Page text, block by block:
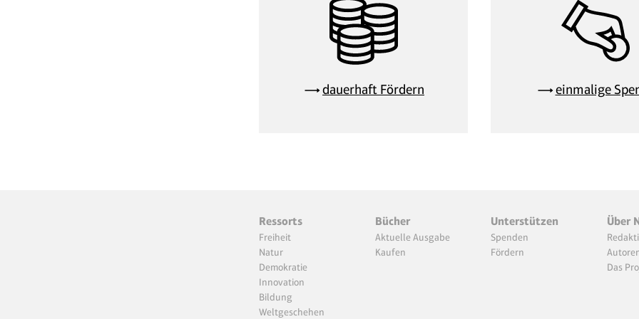
dauerhaft Fördern einmalige
Ressorts
Freiheit
Natur
Demokratie
Innovation
Bildung
Weltgeschehen
Bücher
Aktuelle Ausgabe
Kaufen
Unterstützen
Spenden
Fördern
Über
Das